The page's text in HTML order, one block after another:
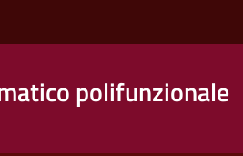
polifunzionale